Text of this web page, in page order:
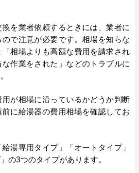
を業者依頼するときには、業者に
で注意が必要です。相場を知らな
相場よりも高額な費用を請求され
作業をされた」などのトラブルに
が相場に沿っているかどうか判断
に給湯器の費用相場を確認してお
湯専用タイプ」「オートタイプ」
の3つのタイプがあります。